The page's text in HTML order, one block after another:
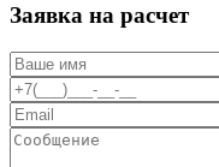
Заявка на расчет